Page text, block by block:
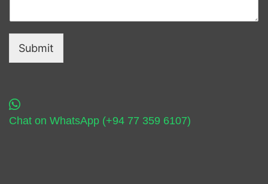
Submit
Chat on WhatsApp (+94 77 359 6107)